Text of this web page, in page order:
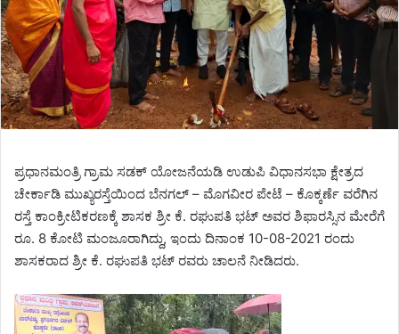
ಪ್ರಧಾನಮಂತ್ರಿ ಗ್ರಾಮ ಸಡಕ್ ಯೋಜನೆಯಡಿ ಉಡುಪಿ ವಿಧಾನಸಭಾ ಕ್ಷೇತ್ರದ
ಚೇರ್ಕಾಡಿ ಮುಖ್ಯರಸ್ತೆಯಿಂದ ಬೆನಗಲ್ – ಮೊಗವೀರ ಪೇಟೆ – ಕೊಕ್ಕರ್ಣೆ ವರೆಗಿನ
ರಸ್ತೆ ಕಾಂಕ್ರೀಟಿಕರಣಕ್ಕೆ ಶಾಸಕ ಶ್ರೀ ಕೆ. ರಘುಪತಿ ಭಟ್ ಅವರ ಶಿಫಾರಸ್ಸಿನ ಮೇರೆಗೆ
ರೂ. 8 ಕೋಟಿ ಮಂಜೂರಾಗಿದ್ದು, ಇಂದು ದಿನಾಂಕ 10-08-2021 ರಂದು
ಶಾಸಕರಾದ ಶ್ರೀ ಕೆ. ರಘುಪತಿ ಭಟ್ ರವರು ಚಾಲನೆ ನೀಡಿದರು.